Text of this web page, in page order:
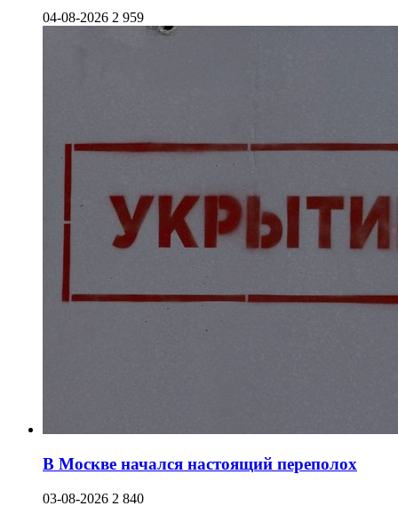
04-08-2026 2 959
В Москве начался настоящий переполох
03-08-2026 2 840